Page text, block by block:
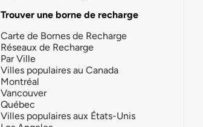
Trouver une borne de recharge
Carte de Bornes de Recharge
Réseaux de Recharge
Par Ville
Villes populaires au Canada
Montréal
Vancouver
Québec
Villes populaires aux États-Unis